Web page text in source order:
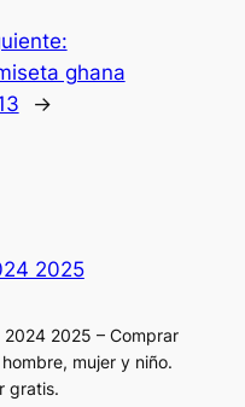
ghana
→
2025
2025 – Comprar
mujer y niño.
gratis.